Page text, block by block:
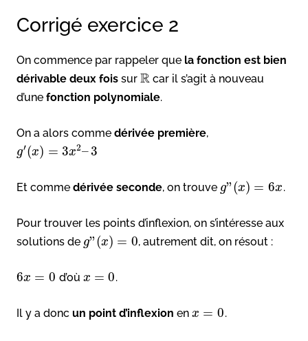
Corrigé exercice 2
On commence par rappeler que la fonction est bien
dérivable deux fois sur R car il s’agit à nouveau
d’une fonction polynomiale.
On a alors comme dérivée première,
g′(x) = 3x2–3
Et comme dérivée seconde, on trouve g”(x) = 6x.
Pour trouver les points d’inflexion, on s’intéresse aux
solutions de g”(x) = 0, autrement dit, on résout :
6x = 0 d’où x = 0.
Il y a donc un point d’inflexion en x = 0.